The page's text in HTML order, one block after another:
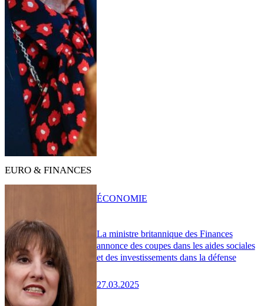
EURO & FINANCES
La ministre britannique des Finances
annonce des coupes dans les aides sociales
et des investissements dans la défense
27.03.2025
ÉCONOMIE